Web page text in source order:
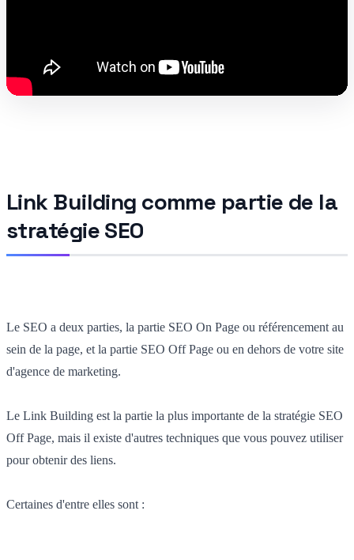
Link Building comme partie de la
stratégie SEO
Le SEO a deux parties, la partie SEO On Page ou référencement au
sein de la page, et la partie SEO Off Page ou en dehors de votre site
d'agence de marketing.
Le Link Building est la partie la plus importante de la stratégie SEO
Off Page, mais il existe d'autres techniques que vous pouvez utiliser
pour obtenir des liens.
Certaines d'entre elles sont :